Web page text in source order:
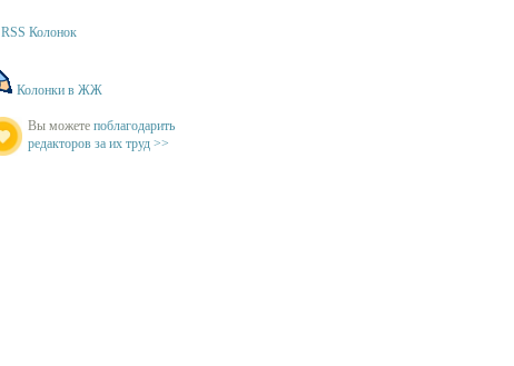
RSS Колонок
Колонки в ЖЖ
Вы можете поблагодарить
редакторов за их труд >>